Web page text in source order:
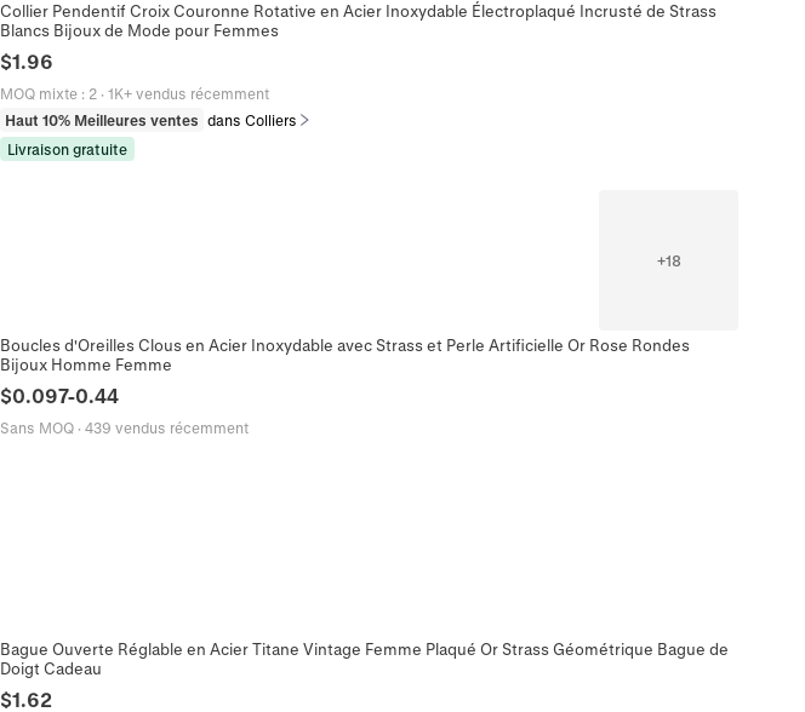
Collier Pendentif Croix Couronne Rotative en Acier Inoxydable Électroplaqué Incrusté de Strass
Blancs Bijoux de Mode pour Femmes
$1.96
MOQ mixte : 2 · 1K+ vendus récemment
Haut 10% Meilleures ventes dans Colliers
Livraison gratuite
+18
Boucles d'Oreilles Clous en Acier Inoxydable avec Strass et Perle Artificielle Or Rose Rondes
Bijoux Homme Femme
$0.097-0.44
Sans MOQ · 439 vendus récemment
Bague Ouverte Réglable en Acier Titane Vintage Femme Plaqué Or Strass Géométrique Bague de
Doigt Cadeau
$1.62